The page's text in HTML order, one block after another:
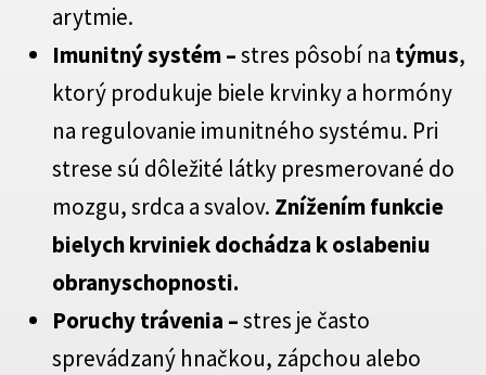
arytmie.
Imunitný systém –stres pôsobí na týmus,
ktorý produkuje biele krvinky a hormóny
na regulovanie imunitného systému. Pri
strese sú dôležité látky presmerované do
mozgu, srdca a svalov. Znížením funkcie
bielych krviniek dochádza k oslabeniu
obranyschopnosti.
Poruchy trávenia –stres je často
sprevádzaný hnačkou, zápchou alebo